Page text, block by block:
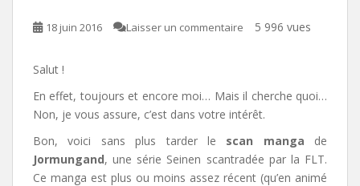
18 juin 2016 Laisser un commentaire 5 996 vues
Salut !
En effet, toujours et encore moi… Mais il cherche quoi…
Non, je vous assure, c’est dans votre intérêt.
Bon, voici sans plus tarder le scan manga de
Jormungand, une série Seinen scantradée par la FLT.
Ce manga est plus ou moins assez récent (qu’en animé